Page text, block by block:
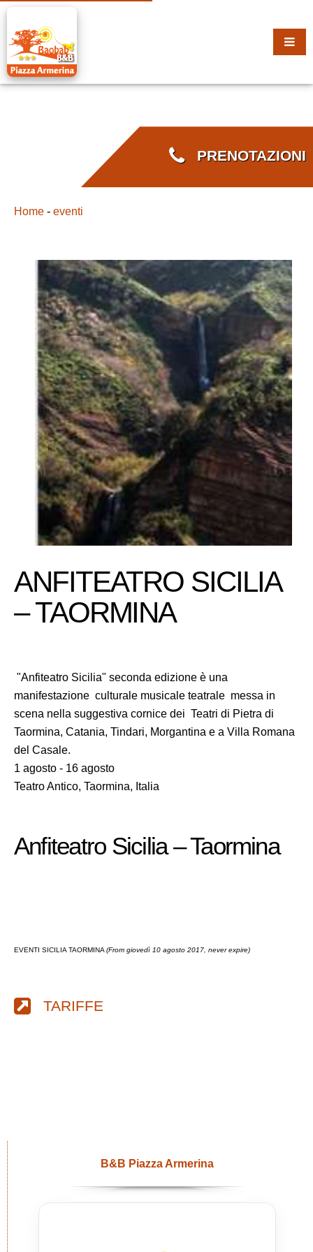
PRENOTAZIONI
Home - eventi
ANFITEATRO SICILIA
– TAORMINA
"Anfiteatro Sicilia" seconda edizione è una
manifestazione culturale musicale teatrale messa in
scena nella suggestiva cornice dei Teatri di Pietra di
Taormina, Catania, Tindari, Morgantina e a Villa Romana
del Casale.
1 agosto - 16 agosto
Teatro Antico, Taormina, Italia
Anfiteatro Sicilia – Taormina
EVENTI SICILIA TAORMINA (From giovedì 10 agosto 2017, never expire)
TARIFFE
B&B Piazza Armerina